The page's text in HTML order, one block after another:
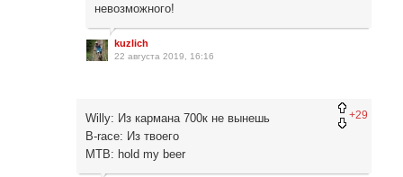
невозможного!
kuzlich
22 августа 2019, 16:16
+29
Willy: Из кармана 700к не вынешь
B-race: Из твоего
MTB: hold my beer